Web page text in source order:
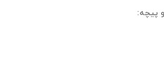
پیچه: